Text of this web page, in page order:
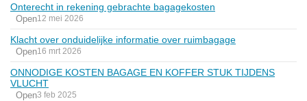
Onterecht in rekening gebrachte bagagekosten
Open12 mei 2026
Klacht over onduidelijke informatie over ruimbagage
Open16 mrt 2026
ONNODIGE KOSTEN BAGAGE EN KOFFER STUK TIJDENS
VLUCHT
Open3 feb 2025